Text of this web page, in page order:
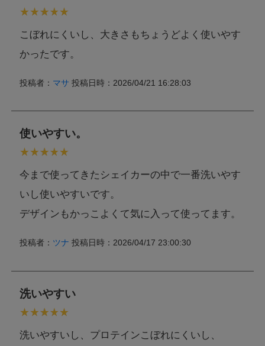
こぼれにくいし、大きさもちょうどよく使いやす
かったです。
投稿者： マサ 投稿日時：2026/04/21 16:28:03
使いやすい。
今まで使ってきたシェイカーの中で一番洗いやす
いし使いやすいです。
デザインもかっこよくて気に入って使ってます。
投稿者： ツナ 投稿日時：2026/04/17 23:00:30
洗いやすい
洗いやすいし、プロテインこぼれにくいし、